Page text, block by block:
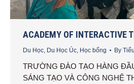
ACADEMY OF INTERACTIVE
Du Học Du Học Úc Học bổng By
TRƯỜNG ĐÀO TẠO HÀNG
SÁNG TẠO VÀ CÔNG NGHỆ